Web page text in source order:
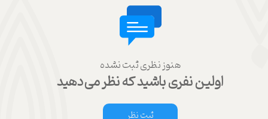
هنوز نظری ثبت نشده
اولین نفری باشید که نظر می‌دهید
ثبت نظر